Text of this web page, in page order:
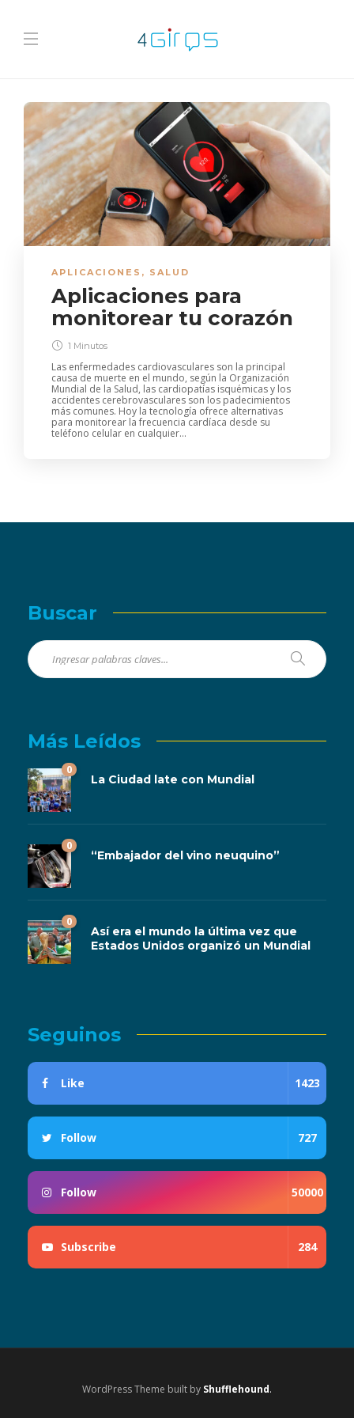
APLICACIONES , SALUD
Aplicaciones para
monitorear tu corazón
1 Minutos
Las enfermedades cardiovasculares son la principal
causa de muerte en el mundo, según la Organización
Mundial de la Salud, las cardiopatías isquémicas y los
accidentes cerebrovasculares son los padecimientos
más comunes. Hoy la tecnología ofrece alternativas
para monitorear la frecuencia cardíaca desde su
teléfono celular en cualquier...
Buscar
Más Leídos
0
La Ciudad late con Mundial
0
“Embajador del vino neuquino”
0
Así era el mundo la última vez que
Estados Unidos organizó un Mundial
Seguinos
Like 1423
Follow 727
Follow 50000
Subscribe 284
WordPress Theme built by Shufflehound.